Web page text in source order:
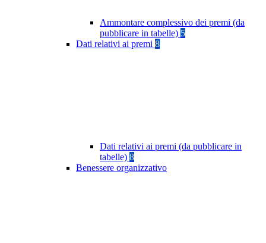
Ammontare complessivo dei premi (da
pubblicare in tabelle) 5
Dati relativi ai premi 8
Dati relativi ai premi (da pubblicare in
tabelle) 8
Benessere organizzativo